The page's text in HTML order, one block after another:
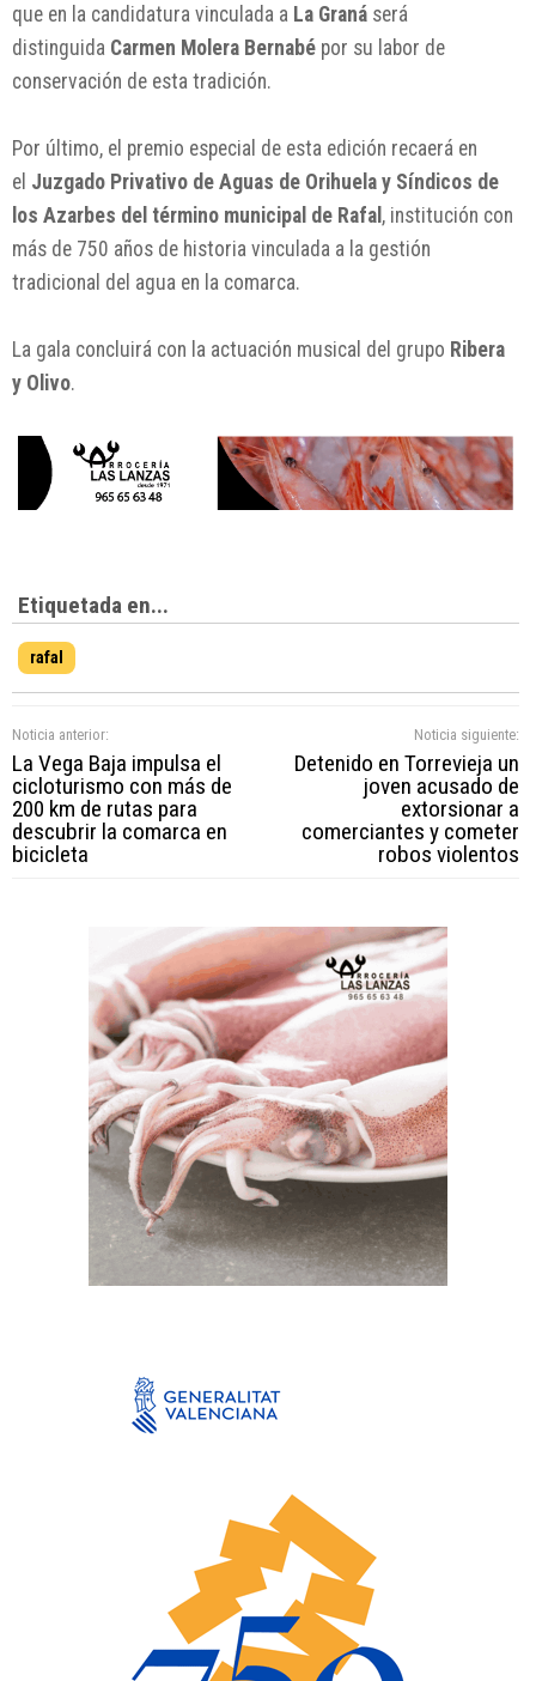
que en la candidatura vinculada a La Graná será
distinguida Carmen Molera Bernabé por su labor de
conservación de esta tradición.
Por último, el premio especial de esta edición recaerá en
el Juzgado Privativo de Aguas de Orihuela y Síndicos de
los Azarbes del término municipal de Rafal , institución con
más de 750 años de historia vinculada a la gestión
tradicional del agua en la comarca.
La gala concluirá con la actuación musical del grupo Ribera
y Olivo.
Etiquetada en...
rafal
Noticia anterior:
La Vega Baja impulsa el
cicloturismo con más de
200 km de rutas para
descubrir la comarca en
bicicleta
Noticia siguiente:
Detenido en Torrevieja un
joven acusado de
extorsionar a
comerciantes y cometer
robos violentos